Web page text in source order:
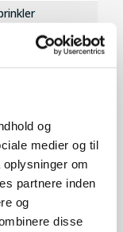
og
medier og til
om
partnere inden
og
disse